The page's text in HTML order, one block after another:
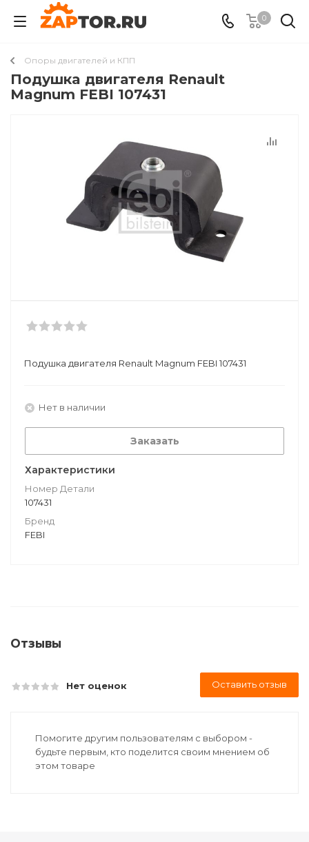
0
Опоры двигателей и КПП
Подушкa двигателя Renault
Magnum FEBI 107431
Подушкa двигателя Renault Magnum FEBI 107431
Нет в наличии
Заказать
Характеристики
Номер Детали
107431
Бренд
FEBI
Отзывы
Нет оценок Оставить отзыв
Помогите другим пользователям с выбором -
будьте первым, кто поделится своим мнением об
этом товаре